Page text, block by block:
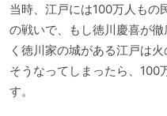
当時、江戸には100万人もの
の戦いで、もし徳川慶喜が
く徳川家の城がある江戸は
そうなってしまったら、100
す。